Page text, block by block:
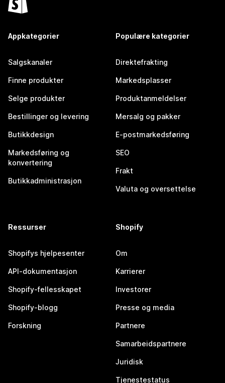
Appkategorier
Salgskanaler
Finne produkter
Selge produkter
Bestillinger og levering
Butikkdesign
Markedsføring og
konvertering
Butikkadministrasjon
Populære kategorier
Direktefrakting
Markedsplasser
Produktanmeldelser
Mersalg og pakker
E-postmarkedsføring
SEO
Frakt
Valuta og oversettelse
Ressurser
Shopifys hjelpesenter
API-dokumentasjon
Shopify-fellesskapet
Shopify-blogg
Forskning
Shopify
Om
Karrierer
Investorer
Presse og media
Partnere
Samarbeidspartnere
Juridisk
Tjenestestatus